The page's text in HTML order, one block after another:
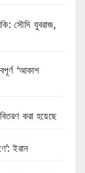
সৌদি যুবরাজ,
‘আকাশ
করা হয়েছে
ইরান